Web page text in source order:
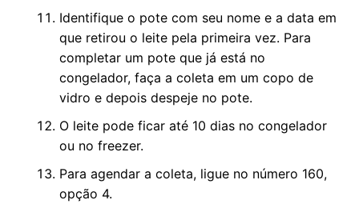
Identifique o pote com seu nome e a data em
que retirou o leite pela primeira vez. Para
completar um pote que já está no
congelador, faça a coleta em um copo de
vidro e depois despeje no pote.
O leite pode ficar até 10 dias no congelador
ou no freezer.
Para agendar a coleta, ligue no número 160,
opção 4.